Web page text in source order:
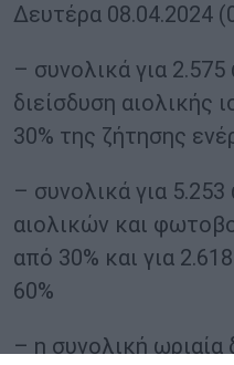
Δευτέρα 08.04.2024
– συνολικά για
διείσδυση αιολικής
30% της ζήτησης
– συνολικά για
αιολικών και
από 30% και για
60%
– η συνολική ωριαία